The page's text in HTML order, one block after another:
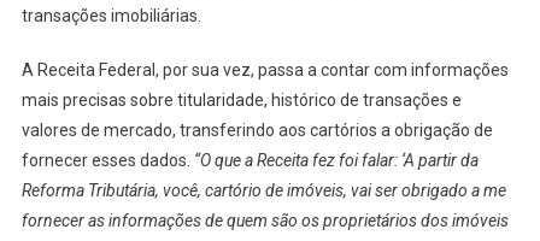
transações imobiliárias.
A Receita Federal, por sua vez, passa a contar com informações
mais precisas sobre titularidade, histórico de transações e
valores de mercado, transferindo aos cartórios a obrigação de
fornecer esses dados. “O que a Receita fez foi falar: ‘A partir da
Reforma Tributária, você, cartório de imóveis, vai ser obrigado a me
fornecer as informações de quem são os proprietários dos imóveis